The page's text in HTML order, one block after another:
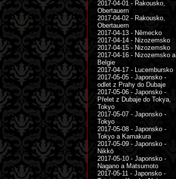
2017-04-01 - Rakousko,
Obertauern
2017-04-02 - Rakousko,
Obertauern
2017-04-13 - Německo
2017-04-14 - Nizozemsko
2017-04-15 - Nizozemsko
2017-04-16 - Nizozemsko a
Belgie
2017-04-17 - Lucembursko
2017-05-05 - Japonsko -
odlet z Prahy do Dubaje
2017-05-06 - Japonsko -
Přelet z Dubaje do Tokya,
Tokyo
2017-05-07 - Japonsko -
Tokyo
2017-05-08 - Japonsko -
Tokyo a Kamakura
2017-05-09 - Japonsko -
Nikkō
2017-05-10 - Japonsko -
Nagano a Matsumoto
2017-05-11 - Japonsko -